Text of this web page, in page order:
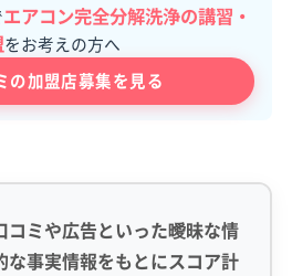
エアコン完全分解洗浄の講習・
をお考えの方へ
の加盟店募集を見る
コミや広告といった曖昧な情
な事実情報をもとにスコア計